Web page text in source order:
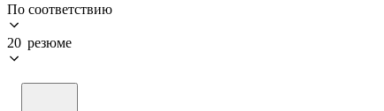
По соответствию
20 резюме